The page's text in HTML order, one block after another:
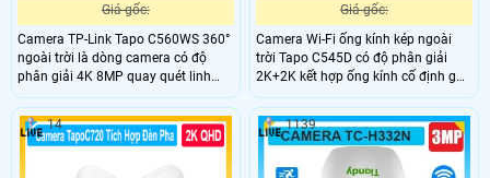
Giá gốc:
Camera TP-Link Tapo C560WS 360°
ngoài trời là dòng camera có độ
phân giải 4K 8MP quay quét linh
hoạt zoom kỹ thuật số 18x và nhìn
đêm màu Starlight. Công nghệ AI
phát hiện người, thú cưng, phương
tiện và còi báo động 99dB. Hỗ trợ
Wi-Fi 2.4GHz/5GHz, chuẩn IP66
Giá gốc:
Camera Wi-Fi ống kính kép ngoài
trời Tapo C545D có độ phân giải
2K+2K kết hợp ống kính cố định góc
rộng và ống kính xoay/nghiêng
giám sát hai khu vực hỗ trợ theo dõi
kép động 360° Công nghệ nhận diện
AI thông minh. Kết nối LAN/Wi-Fi,
tuần tra khu vực, chuẩn kháng nước
14 1139